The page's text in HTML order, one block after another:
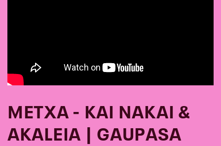
METXA - KAI NAKAI &
AKALEIA | GAUPASA